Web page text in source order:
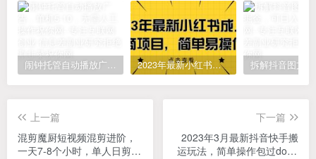
闹钟托管自动播放广告，单机5-10，无需人工操作 2023年最新小红书成人电商项目，简单易操作【详细教程】
上一篇
混剪魔厨短视频混剪进阶，
一天7-8个小时，单人日剪
下一篇
2023年3月最新抖音快手搬
运玩法，简单操作包过dou+